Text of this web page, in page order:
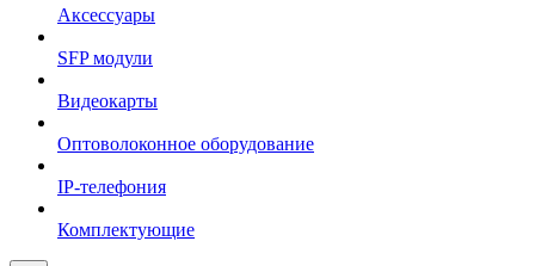
Аксессуары
SFP модули
Видеокарты
Оптоволоконное оборудование
IP-телефония
Комплектующие